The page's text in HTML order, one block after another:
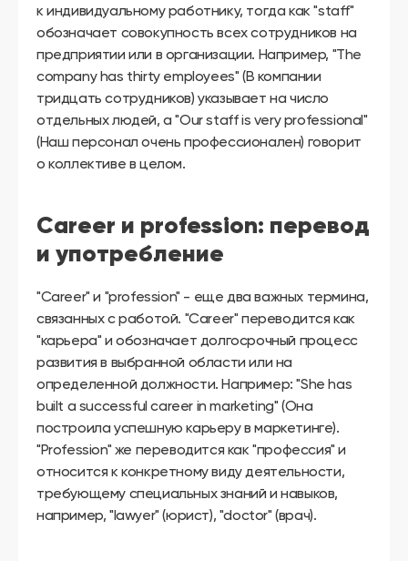
к индивидуальному работнику, тогда как "staff"
обозначает совокупность всех сотрудников на
предприятии или в организации. Например, "The
company has thirty employees" (В компании
тридцать сотрудников) указывает на число
отдельных людей, а "Our staff is very professional"
(Наш персонал очень профессионален) говорит
о коллективе в целом.
Career и profession: перевод
и употребление
"Career" и "profession" - еще два важных термина,
связанных с работой. "Career" переводится как
"карьера" и обозначает долгосрочный процесс
развития в выбранной области или на
определенной должности. Например: "She has
built a successful career in marketing" (Она
построила успешную карьеру в маркетинге).
"Profession" же переводится как "профессия" и
относится к конкретному виду деятельности,
требующему специальных знаний и навыков,
например, "lawyer" (юрист), "doctor" (врач).